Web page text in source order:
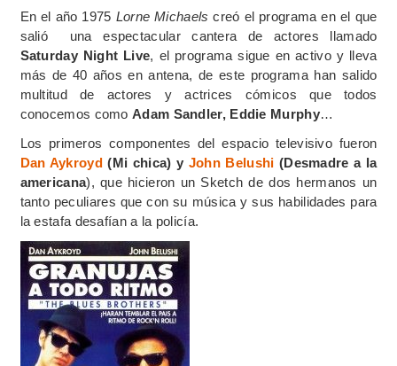
En el año 1975 Lorne Michaels creó el programa en el que
salió una espectacular cantera de actores llamado
Saturday Night Live, el programa sigue en activo y lleva
más de 40 años en antena, de este programa han salido
multitud de actores y actrices cómicos que todos
conocemos comoAdam Sandler, Eddie Murphy…
Los primeros componentes del espacio televisivo fueron
Dan Aykroyd(Mi chica) y John Belushi (Desmadre a la
americana), que hicieron un Sketch de dos hermanos un
tanto peculiares que con su música y sus habilidades para
la estafa desafían a la policía.